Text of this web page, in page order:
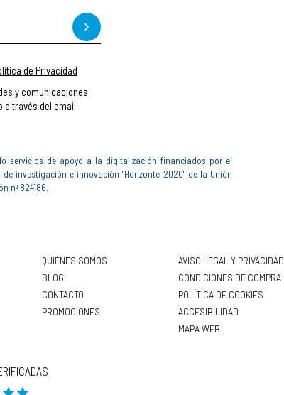
de Privacidad
y comunicaciones
a través del email
servicios de apoyo a la digitalización financiados por el
investigación e innovación "Horizonte 2020" de la Unión
nº 824186.
QUIÉNES SOMOS
BLOG
CONTACTO
PROMOCIONES
AVISO LEGAL Y PRIVACIDAD
CONDICIONES DE COMPRA
POLÍTICA DE COOKIES
ACCESIBILIDAD
MAPA WEB